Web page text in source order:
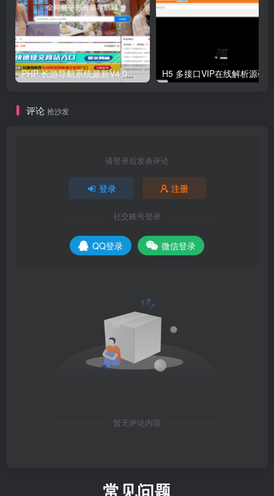
PHP 长游导航系统最新V4.0开源可运营正版 源码 H5 多接口VIP在线解析源码
评论 抢沙发
请登录后发表评论
登录 注册
社交账号登录
QQ登录 微信登录
暂无评论内容
常见问题